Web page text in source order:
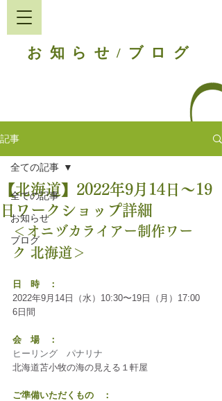
お知らせ / ブログ
記事
全ての記事
お知らせ
ブログ
全ての記事
【北海道】2022年9月14日〜19
日ワークショップ詳細
＜オニヅカライアー制作ワー
ク 北海道＞
日　時　：
2022年9月14日（水）10:30〜19日（月）17:00
6日間
会　場　：
ヒーリング　パナリナ
北海道苫小牧の海の見える１軒屋
ご準備いただくもの　：